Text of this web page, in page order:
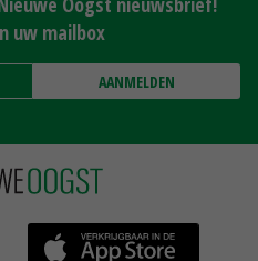
uw mailbox
AANMELDEN